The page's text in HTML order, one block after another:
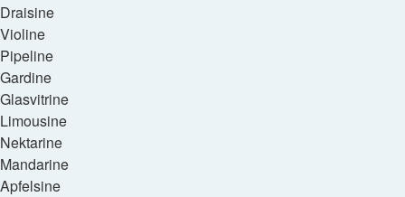
Draisine
Violine
Pipeline
Gardine
Glasvitrine
Limousine
Nektarine
Mandarine
Apfelsine